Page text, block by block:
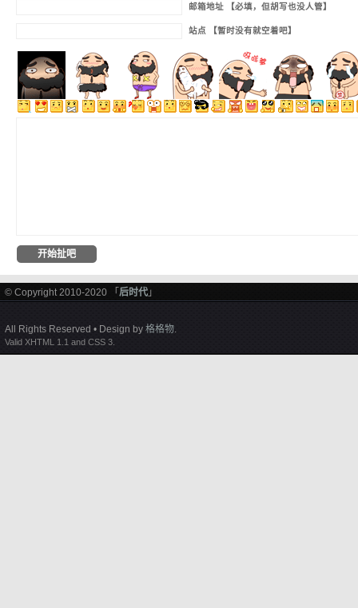
邮箱地址 【必填，但胡写也没人管】
站点 【暂时没有就空着吧】
© Copyright 2010-2020 「 后时代 」
All Rights Reserved • Design by 格格物.
Valid XHTML 1.1 and CSS 3.